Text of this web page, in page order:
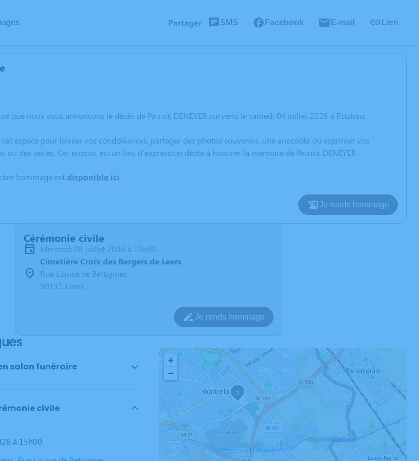
Partager SMS Facebook E-mail Lien
que nous vous annonçons le décès de Patrick DENEYER survenu le samedi 04 juillet 2026 à Roubaix.
espace pour laisser vos condoléances, partager des photos souvenirs, une anecdote ou exprimer vos
ou des textes. Cet endroit est un lieu d'expression dédié à honorer la mémoire de Patrick DENEYER.
hommage est disponible ici.
Je rends hommage
Cérémonie civile
mercredi 08 juillet 2026 à 15h00
Cimetière Croix des Bergers de Leers
Rue Louise de Bettignies
59115 Leers
Je rends hommage
salon funéraire
civile
à 15h00
1
+
−